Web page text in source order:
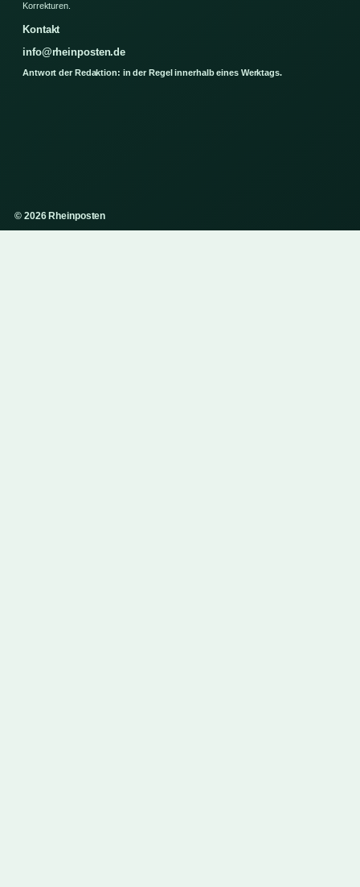
Korrekturen.
Kontakt
info@rheinposten.de
Antwort der Redaktion: in der Regel innerhalb eines Werktags.
© 2026 Rheinposten